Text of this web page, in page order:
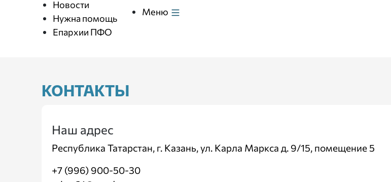
Новости
Нужна помощь
Епархии ПФО
Меню
КОНТАКТЫ
Наш адрес
Республика Татарстан, г. Казань, ул. Карла Маркса д. 9/15, помещение 5
+7 (996) 900-50-30